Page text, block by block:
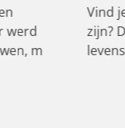
Vind je het
zijn? Dan zul je
levensstijl op